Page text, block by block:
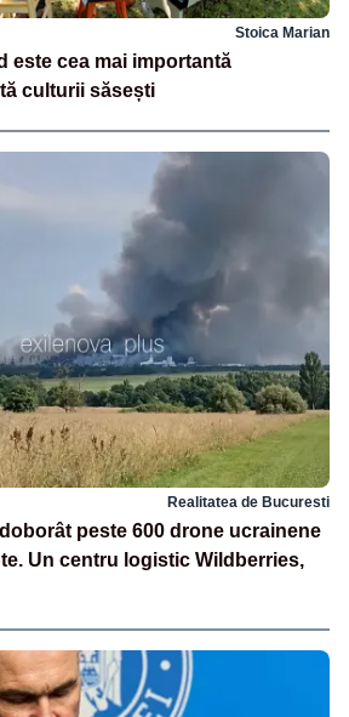
Stoica Marian
este cea mai importantă
culturii săsești
Realitatea de Bucuresti
peste 600 drone ucrainene
Un centru logistic Wildberries,